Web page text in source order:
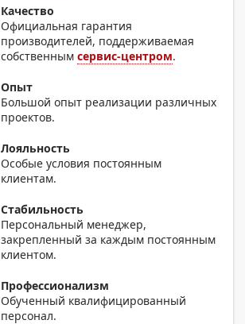
Качество
Официальная гарантия
производителей, поддерживаемая
собственнымсервис-центром.
Опыт
Большой опыт реализации различных
проектов.
Лояльность
Особые условия постоянным
клиентам.
Стабильность
Персональный менеджер,
закрепленный за каждым постоянным
клиентом.
Профессионализм
Обученный квалифицированный
персонал.